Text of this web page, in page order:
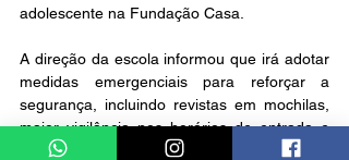
adolescente na Fundação Casa.
A direção da escola informou que irá adotar
medidas emergenciais para reforçar a
segurança, incluindo revistas em mochilas,
maior vigilância nos horários de entrada e
saída e apoio psicológico aos estudantes e